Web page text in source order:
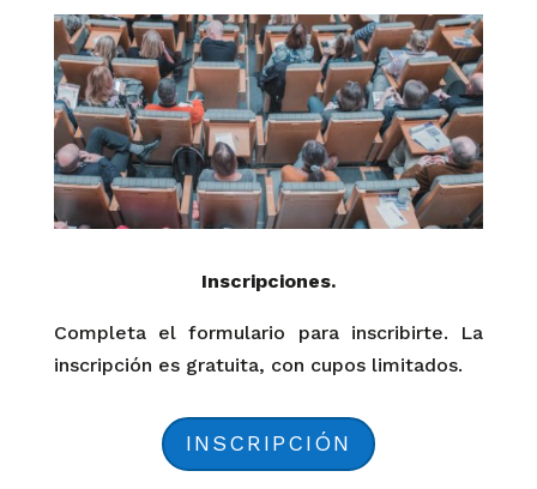
Inscripciones.
Completa el formulario para inscribirte. La
inscripción es gratuita, con cupos limitados.
INSCRIPCIÓN